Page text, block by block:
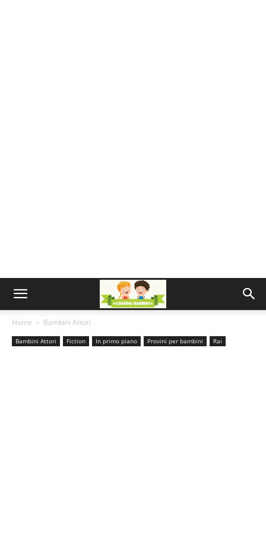
Home Bambini Attori
Bambini Attori Fiction In primo piano Provini per bambini Rai